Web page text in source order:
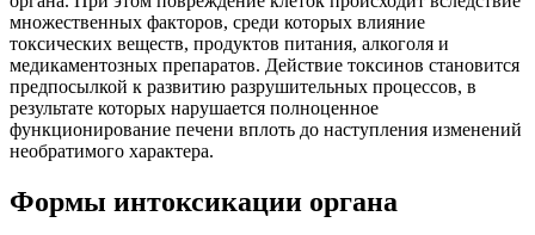
множественных факторов, среди которых влияние
токсических веществ, продуктов питания, алкоголя и
медикаментозных препаратов. Действие токсинов становится
предпосылкой к развитию разрушительных процессов, в
результате которых нарушается полноценное
функционирование печени вплоть до наступления изменений
необратимого характера.
Формы интоксикации органа